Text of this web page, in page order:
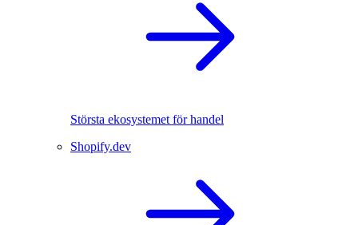
Största ekosystemet för handel
Shopify.dev